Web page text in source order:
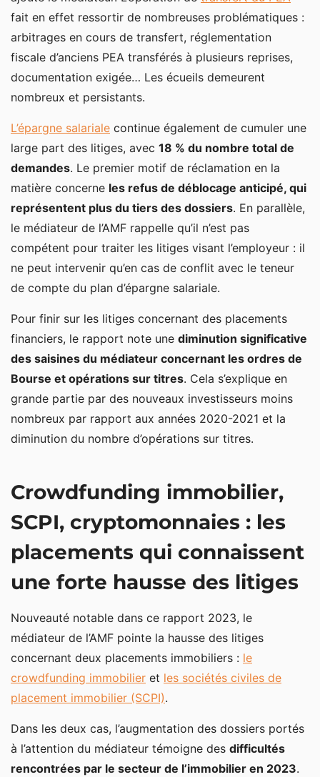
fait en effet ressortir de nombreuses problématiques :
arbitrages en cours de transfert, réglementation
fiscale d’anciens PEA transférés à plusieurs reprises,
documentation exigée… Les écueils demeurent
nombreux et persistants.
L’épargne salariale continue également de cumuler une
large part des litiges, avec 18 % du nombre total de
demandes. Le premier motif de réclamation en la
matière concerne les refus de déblocage anticipé, qui
représentent plus du tiers des dossiers. En parallèle,
le médiateur de l’AMF rappelle qu’il n’est pas
compétent pour traiter les litiges visant l’employeur : il
ne peut intervenir qu’en cas de conflit avec le teneur
de compte du plan d’épargne salariale.
Pour finir sur les litiges concernant des placements
financiers, le rapport note une diminution significative
des saisines du médiateur concernant les ordres de
Bourse et opérations sur titres. Cela s’explique en
grande partie par des nouveaux investisseurs moins
nombreux par rapport aux années 2020-2021 et la
diminution du nombre d’opérations sur titres.
Crowdfunding immobilier,
SCPI, cryptomonnaies : les
placements qui connaissent
une forte hausse des litiges
Nouveauté notable dans ce rapport 2023, le
médiateur de l’AMF pointe la hausse des litiges
concernant deux placements immobiliers : le
crowdfunding immobilier et les sociétés civiles de
placement immobilier (SCPI).
Dans les deux cas, l’augmentation des dossiers portés
à l’attention du médiateur témoigne des difficultés
rencontrées par le secteur de l’immobilier en 2023.